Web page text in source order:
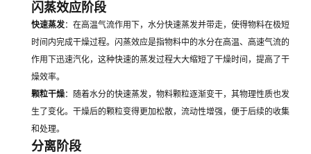
闪蒸效应阶段
快速蒸发：在高温气流作用下，水分快速蒸发并带走，使得物料在极短
时间内完成干燥过程。闪蒸效应是指物料中的水分在高温、高速气流的
作用下迅速汽化，这种快速的蒸发过程大大缩短了干燥时间，提高了干
燥效率。
颗粒干燥：随着水分的快速蒸发，物料颗粒逐渐变干，其物理性质也发
生了变化。干燥后的颗粒变得更加松散，流动性增强，便于后续的收集
和处理。
分离阶段